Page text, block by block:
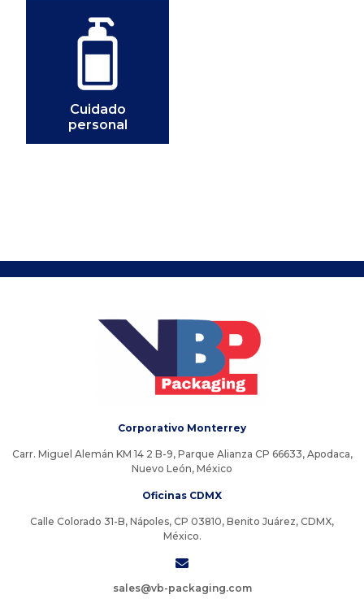
Cuidado
personal
Corporativo Monterrey
Carr. Miguel Alemán KM 14 2 B-9, Parque Alianza CP 66633, Apodaca,
Nuevo León, México
Oficinas CDMX
Calle Colorado 31-B, Nápoles, CP 03810, Benito Juárez, CDMX,
México.
sales@vb-packaging.com